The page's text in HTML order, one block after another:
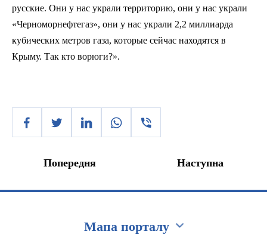
русские. Они у нас украли территорию, они у нас украли
«Черноморнефтегаз», они у нас украли 2,2 миллиарда
кубических метров газа, которые сейчас находятся в
Крыму. Так кто ворюги?».
Попередня Наступна
Мапа порталу